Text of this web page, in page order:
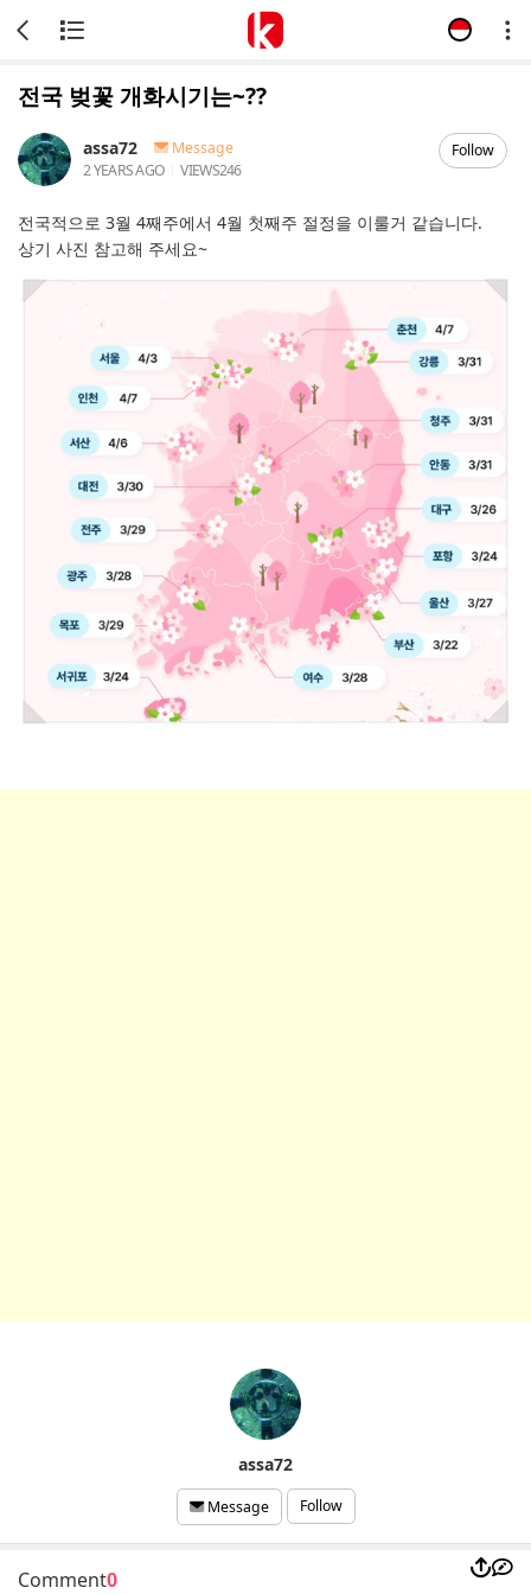
전국 벚꽃 개화시기는~??
assa72
Message
2 YEARS AGO
VIEWS246
Follow
전국적으로 3월 4째주에서 4월 첫째주 절정을 이룰거 같습니다.
상기 사진 참고해 주세요~
assa72
Message Follow
Comment0